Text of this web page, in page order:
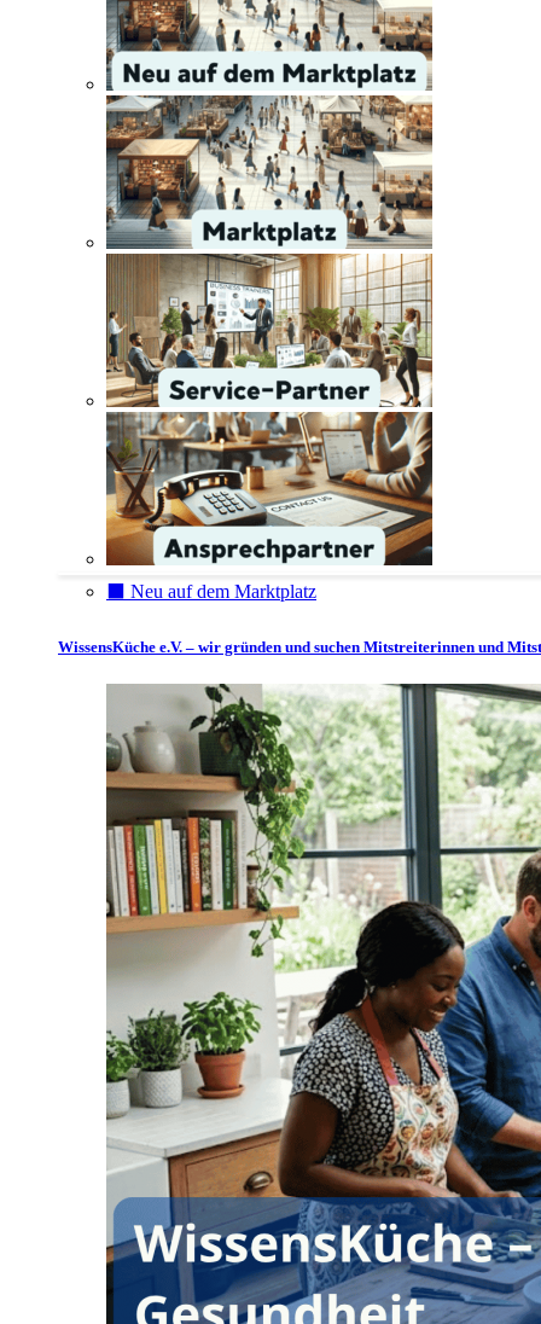
⬛️ Neu auf dem Marktplatz
WissensKüche e.V. – wir gründen und suchen Mitstreiterinnen und